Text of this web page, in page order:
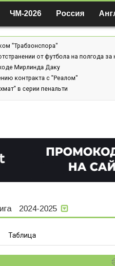
ЧМ-2026 Россия
"Трабзонспора"
от футбола на полгода
Мирлинда Даку
контракта с "Реалом"
в серии пенальти
2024-2025
Таблица